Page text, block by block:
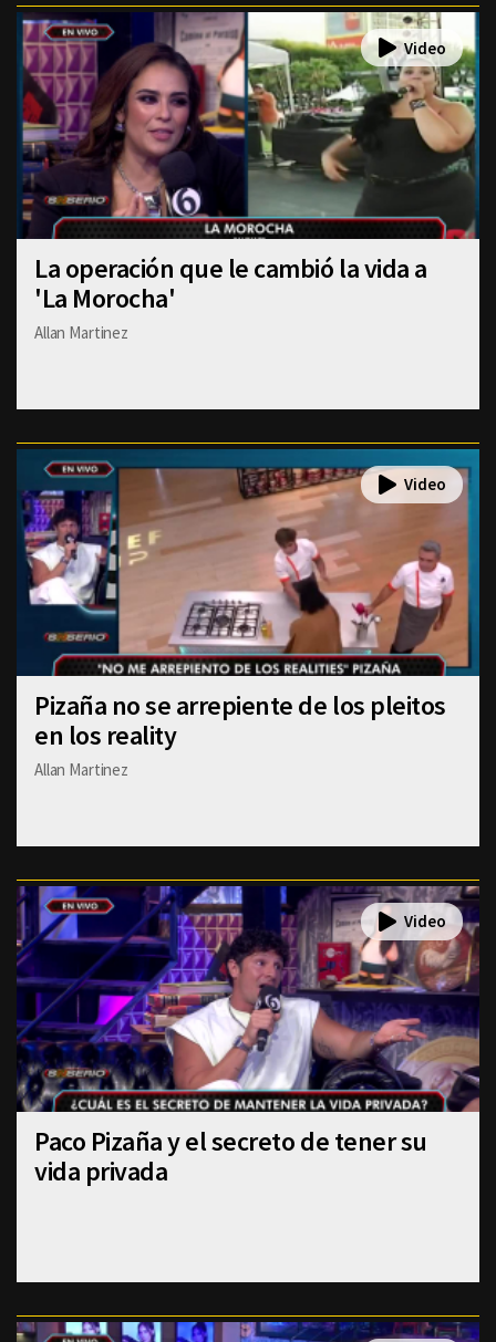
La operación que le cambió la vida a
'La Morocha'
Allan Martinez
Pizaña no se arrepiente de los pleitos
en los reality
Allan Martinez
Paco Pizaña y el secreto de tener su
vida privada